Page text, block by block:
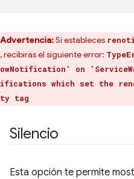
Advertencia:Si estableces
, recibirás el siguiente error:
on
which set the
tag
Silencio
Esta opción te permite